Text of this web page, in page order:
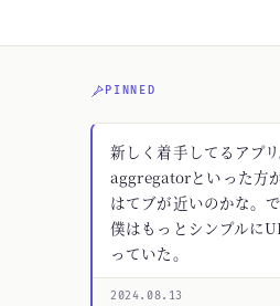
PINNED
新しく着手してるアプ
aggregatorといった方
はてブが近いのかな。
僕はもっとシンプルに
っていた。
2024.08.13